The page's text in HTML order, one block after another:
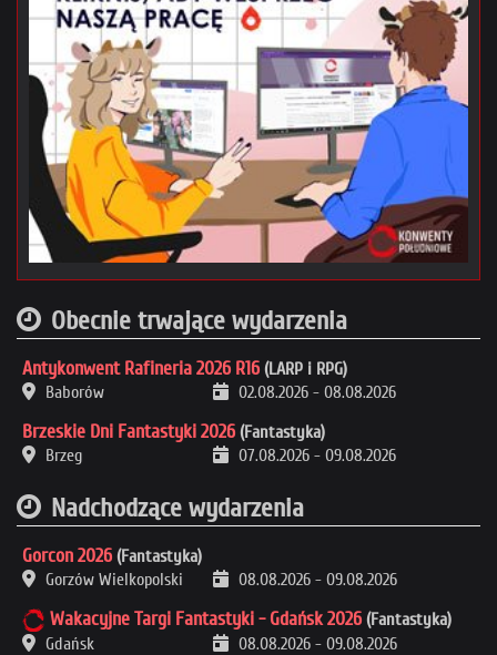
Obecnie trwające wydarzenia
Antykonwent Rafineria 2026 R16 (LARP i RPG)
Baborów
02.08.2026 - 08.08.2026
Brzeskie Dni Fantastyki 2026 (Fantastyka)
Brzeg
07.08.2026 - 09.08.2026
Nadchodzące wydarzenia
Gorcon 2026 (Fantastyka)
Gorzów Wielkopolski
08.08.2026 - 09.08.2026
Wakacyjne Targi Fantastyki - Gdańsk 2026 (Fantastyka)
Gdańsk
08.08.2026 - 09.08.2026